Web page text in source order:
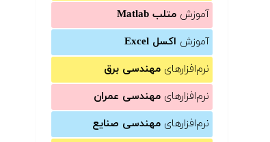
آموزش متلب Matlab
آموزش اکسل Excel
نرم‌افزارهای مهندسی برق
نرم‌افزارهای مهندسی عمران
نرم‌افزارهای مهندسی صنایع